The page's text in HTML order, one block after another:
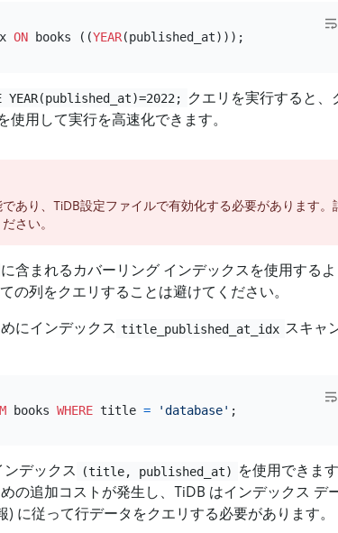
ON books ((YEAR
YEAR(published_at)=2022;
クエリを実行すると、
使用して実行を高速化できます。
あり、TiDB設定ファイルで有効化する必要があります。
さい。
含まれるカバーリング インデックスを使用する
の列をクエリすることは避けてください。
にインデックス title_published_at_idx スキャ
books WHERE title = 'database'
デックス (title, published_at)
を使用できます
の追加コストが発生し、TiDB はインデックス デ
に従って行データをクエリする必要があります。